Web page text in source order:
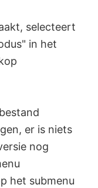
selecteert
in het
er is niets
nog
het submenu